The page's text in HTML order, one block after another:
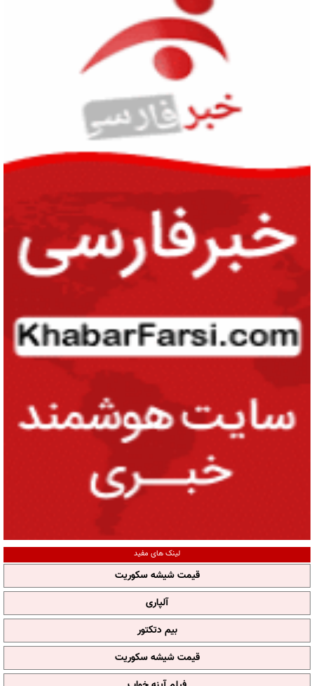
لینک های مفید
قیمت شیشه سکوریت
آلپاری
بیم دتکتور
قیمت شیشه سکوریت